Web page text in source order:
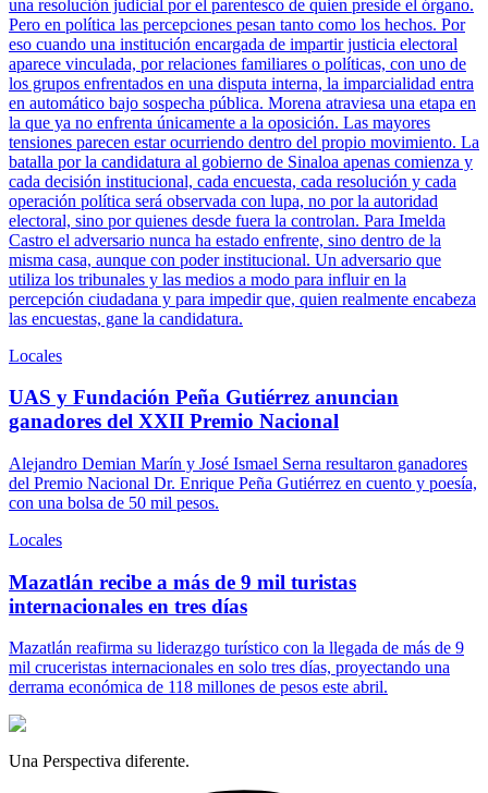
una resolución judicial por el parentesco de quien preside el órgano.
Pero en política las percepciones pesan tanto como los hechos. Por
eso cuando una institución encargada de impartir justicia electoral
aparece vinculada, por relaciones familiares o políticas, con uno de
los grupos enfrentados en una disputa interna, la imparcialidad entra
en automático bajo sospecha pública. Morena atraviesa una etapa en
la que ya no enfrenta únicamente a la oposición. Las mayores
tensiones parecen estar ocurriendo dentro del propio movimiento. La
batalla por la candidatura al gobierno de Sinaloa apenas comienza y
cada decisión institucional, cada encuesta, cada resolución y cada
operación política será observada con lupa, no por la autoridad
electoral, sino por quienes desde fuera la controlan. Para Imelda
Castro el adversario nunca ha estado enfrente, sino dentro de la
misma casa, aunque con poder institucional. Un adversario que
utiliza los tribunales y las medios a modo para influir en la
percepción ciudadana y para impedir que, quien realmente encabeza
las encuestas, gane la candidatura.
Locales
UAS y Fundación Peña Gutiérrez anuncian
ganadores del XXII Premio Nacional
Alejandro Demian Marín y José Ismael Serna resultaron ganadores
del Premio Nacional Dr. Enrique Peña Gutiérrez en cuento y poesía,
con una bolsa de 50 mil pesos.
Locales
Mazatlán recibe a más de 9 mil turistas
internacionales en tres días
Mazatlán reafirma su liderazgo turístico con la llegada de más de 9
mil cruceristas internacionales en solo tres días, proyectando una
derrama económica de 118 millones de pesos este abril.
Una Perspectiva diferente.